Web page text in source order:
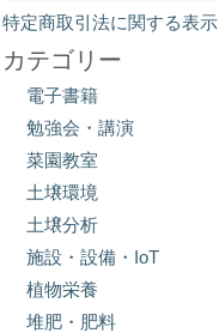
特定商取引法に関する表示
カテゴリー
電子書籍
勉強会・講演
菜園教室
土壌環境
土壌分析
施設・設備・IoT
植物栄養
堆肥・肥料